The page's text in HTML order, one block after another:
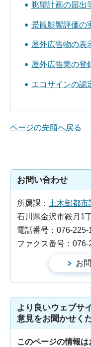
眺望計画の届出
景観影響評価の
屋外広告物の表
屋外広告業の登
エコサインの認
ページの先頭へ戻る
お問い合わせ
所属課： 土木部都
石川県金沢市鞍月1
電話番号：076-225-
ファクス番号：076-
より良いウェブサ
意見をお聞かせく
このページの情報